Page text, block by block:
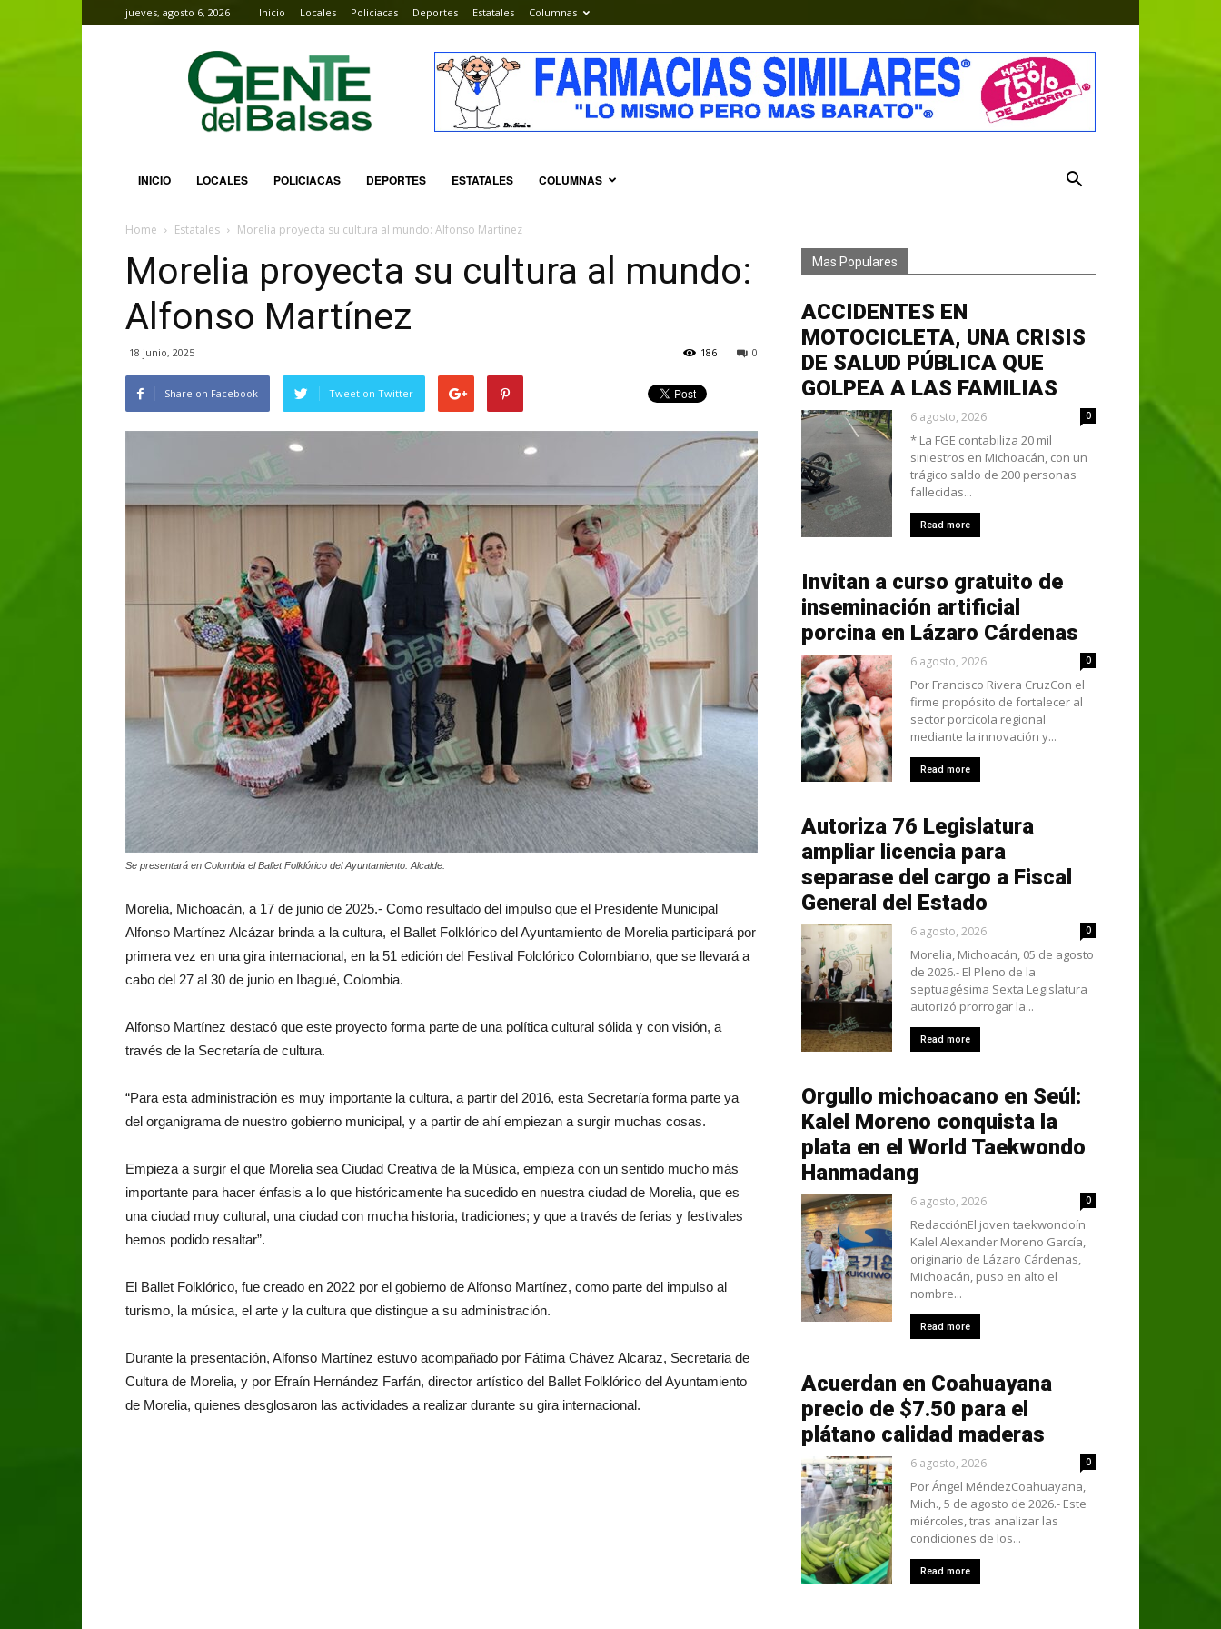
jueves, agosto 6, 2026 Inicio Locales Policiacas Deportes Estatales Columnas
Gente
del
Balsas
INICIO LOCALES POLICIACAS DEPORTES ESTATALES COLUMNAS
Home Estatales Morelia proyecta su cultura al mundo: Alfonso Martínez
Morelia proyecta su cultura al mundo:
Alfonso Martínez
18 junio, 2025 0
186
Share on Facebook Tweet on Twitter
Se presentará en Colombia el Ballet Folklórico del Ayuntamiento: Alcalde.
Morelia, Michoacán, a 17 de junio de 2025.- Como resultado del impulso que el Presidente Municipal
Alfonso Martínez Alcázar brinda a la cultura, el Ballet Folklórico del Ayuntamiento de Morelia participará por
primera vez en una gira internacional, en la 51 edición del Festival Folclórico Colombiano, que se llevará a
cabo del 27 al 30 de junio en Ibagué, Colombia.
Alfonso Martínez destacó que este proyecto forma parte de una política cultural sólida y con visión, a
través de la Secretaría de cultura.
“Para esta administración es muy importante la cultura, a partir del 2016, esta Secretaría forma parte ya
del organigrama de nuestro gobierno municipal, y a partir de ahí empiezan a surgir muchas cosas.
Empieza a surgir el que Morelia sea Ciudad Creativa de la Música, empieza con un sentido mucho más
importante para hacer énfasis a lo que históricamente ha sucedido en nuestra ciudad de Morelia, que es
una ciudad muy cultural, una ciudad con mucha historia, tradiciones; y que a través de ferias y festivales
hemos podido resaltar”.
El Ballet Folklórico, fue creado en 2022 por el gobierno de Alfonso Martínez, como parte del impulso al
turismo, la música, el arte y la cultura que distingue a su administración.
Durante la presentación, Alfonso Martínez estuvo acompañado por Fátima Chávez Alcaraz, Secretaria de
Cultura de Morelia, y por Efraín Hernández Farfán, director artístico del Ballet Folklórico del Ayuntamiento
de Morelia, quienes desglosaron las actividades a realizar durante su gira internacional.
Mas Populares
ACCIDENTES EN
MOTOCICLETA, UNA CRISIS
DE SALUD PÚBLICA QUE
GOLPEA A LAS FAMILIAS
6 agosto, 2026 0
* La FGE contabiliza 20 mil
siniestros en Michoacán, con un
trágico saldo de 200 personas
fallecidas...
Read more
Invitan a curso gratuito de
inseminación artificial
porcina en Lázaro Cárdenas
6 agosto, 2026 0
Por Francisco Rivera CruzCon el
firme propósito de fortalecer al
sector porcícola regional
mediante la innovación y...
Read more
Autoriza 76 Legislatura
ampliar licencia para
separase del cargo a Fiscal
General del Estado
6 agosto, 2026 0
Morelia, Michoacán, 05 de agosto
de 2026.- El Pleno de la
septuagésima Sexta Legislatura
autorizó prorrogar la...
Read more
Orgullo michoacano en Seúl:
Kalel Moreno conquista la
plata en el World Taekwondo
Hanmadang
6 agosto, 2026 0
RedacciónEl joven taekwondoín
Kalel Alexander Moreno García,
originario de Lázaro Cárdenas,
Michoacán, puso en alto el
nombre...
Read more
Acuerdan en Coahuayana
precio de $7.50 para el
plátano calidad maderas
6 agosto, 2026 0
Por Ángel MéndezCoahuayana,
Mich., 5 de agosto de 2026.- Este
miércoles, tras analizar las
condiciones de los...
Read more